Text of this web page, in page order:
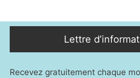
Lettre
Recevez gratuitement chaque